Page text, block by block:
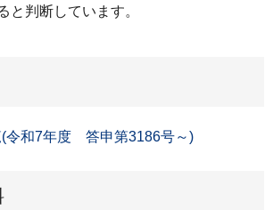
と判断しています。
(令和7年度 答申第3186号～)